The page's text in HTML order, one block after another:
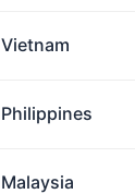
Vietnam
Philippines
Malaysia